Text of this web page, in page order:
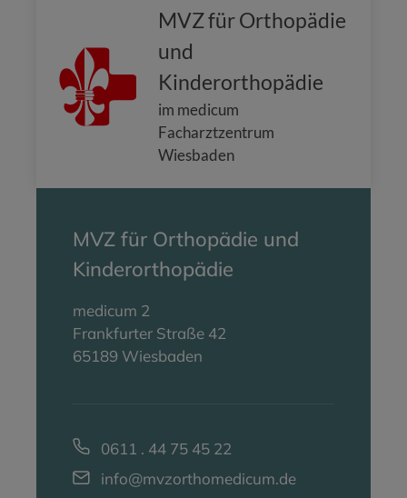
MVZ für Orthopädie
und
Kinderorthopädie
im medicum
Facharztzentrum
Wiesbaden
MVZ für Orthopädie und
Kinderorthopädie
medicum 2
Frankfurter Straße 42
65189 Wiesbaden
0611 . 44 75 45 22
info@mvzorthomedicum.de